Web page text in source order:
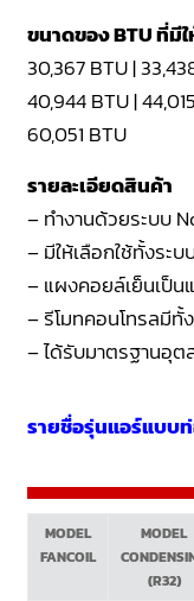
ขนาดของ BTU ที่มี
30,367 BTU |
40,944 BTU |
60,051 BTU
รายละเอียดสินค้า
– ทำงานด้วยระบบ
– มีให้เลือกใช้ทั้งระบ
– แผงคอยล์เย็นเป็น
– รีโมทคอนโทรลมีทั้
– ได้รับมาตรฐานอุต
รายชื่อรุ่นแอร์แบบท่
MODEL
FANCOIL
MODEL
(R32)